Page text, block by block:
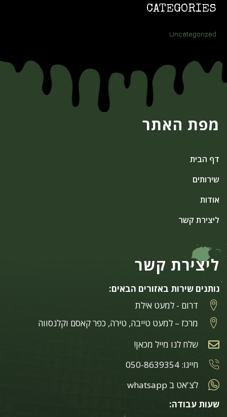
CATEGORIES
Uncategorized
מפת האתר
דף הבית
שירותים
אודות
ליצירת קשר
ליצירת קשר
נותנים שירות באזורים הבאים:
דרום - למעט אילת
מרכז – למעט טייבה, טירה, כפר קאסם וקלנסווה
שלח לנו מייל מכאן!
חייגו: 050-8639354
לצ'אט ב whatsapp
שעות עבודה: